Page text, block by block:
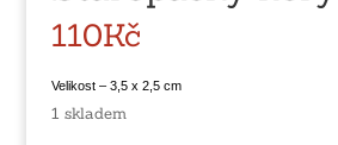
110Kč
Velikost – 3,5 x 2,5 cm
1 skladem